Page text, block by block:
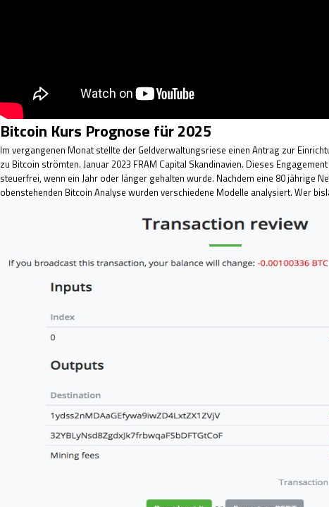
Bitcoin Kurs Prognose für 2025
Im vergangenen Monat stellte der Geldverwaltungsriese einen Antrag zur
zu Bitcoin strömten. Januar 2023 FRAM Capital Skandinavien. Dieses
steuerfrei, wenn ein Jahr oder länger gehalten wurde. Nachdem eine 80 jährige
obenstehenden Bitcoin Analyse wurden verschiedene Modelle analysiert. Wer